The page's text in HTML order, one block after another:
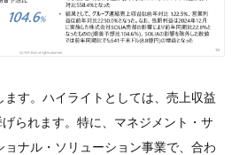
す。ハイライトとしては、売上収益
られます。特に、マネジメント・サ
ナル・ソリューション事業で、合わ